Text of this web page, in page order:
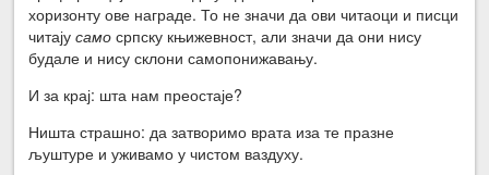
хоризонту ове награде. То не значи да ови читаоци и писци
читајусамо српску књижевност, али значи да они нису
будале и нису склони самопонижавању.
И за крај: шта нам преостаје?
Ништа страшно: да затворимо врата иза те празне
љуштуре и уживамо у чистом ваздуху.